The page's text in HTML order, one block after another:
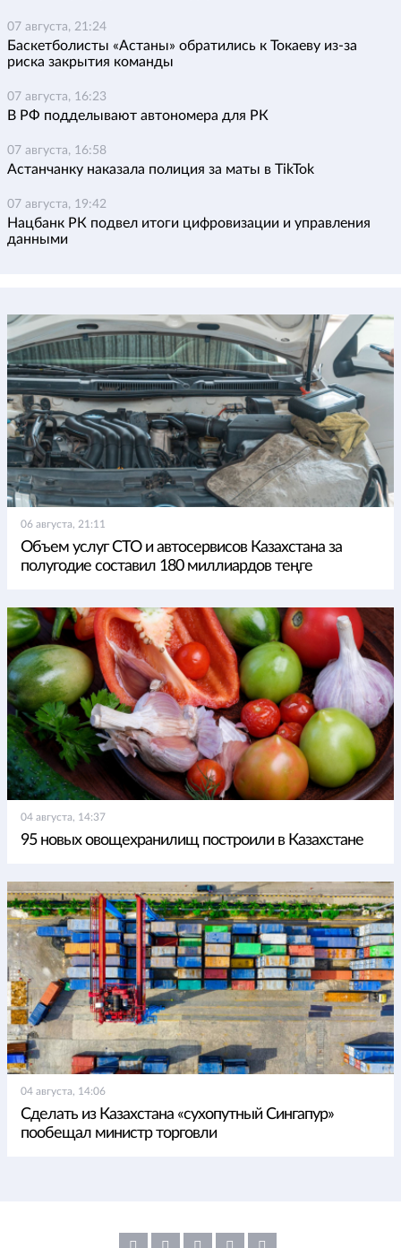
07 августа, 21:24
Баскетболисты «Астаны» обратились к Токаеву из-за
риска закрытия команды
07 августа, 16:23
В РФ подделывают автономера для РК
07 августа, 16:58
Астанчанку наказала полиция за маты в TikTok
07 августа, 19:42
Нацбанк РК подвел итоги цифровизации и управления
данными
06 августа, 21:11
Объем услуг СТО и автосервисов Казахстана за
полугодие составил 180 миллиардов теңге
04 августа, 14:37
95 новых овощехранилищ построили в Казахстане
04 августа, 14:06
Сделать из Казахстана «сухопутный Сингапур»
пообещал министр торговли